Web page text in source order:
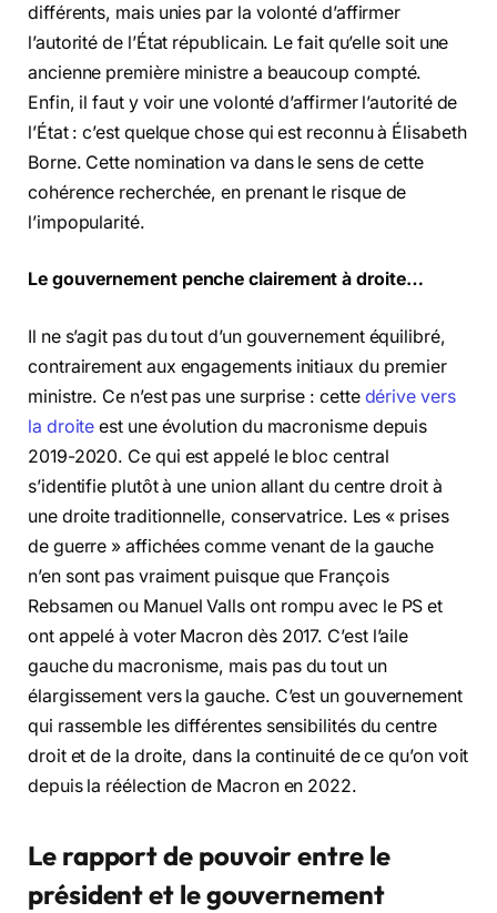
différents, mais unies par la volonté d’affirmer
l’autorité de l’État républicain. Le fait qu’elle soit une
ancienne première ministre a beaucoup compté.
Enfin, il faut y voir une volonté d’affirmer l’autorité de
l’État : c’est quelque chose qui est reconnu à Élisabeth
Borne. Cette nomination va dans le sens de cette
cohérence recherchée, en prenant le risque de
l’impopularité.
Le gouvernement penche clairement à droite…
Il ne s’agit pas du tout d’un gouvernement équilibré,
contrairement aux engagements initiaux du premier
ministre. Ce n’est pas une surprise : cette dérive vers
la droite est une évolution du macronisme depuis
2019-2020. Ce qui est appelé le bloc central
s’identifie plutôt à une union allant du centre droit à
une droite traditionnelle, conservatrice. Les « prises
de guerre » affichées comme venant de la gauche
n’en sont pas vraiment puisque que François
Rebsamen ou Manuel Valls ont rompu avec le PS et
ont appelé à voter Macron dès 2017. C’est l’aile
gauche du macronisme, mais pas du tout un
élargissement vers la gauche. C’est un gouvernement
qui rassemble les différentes sensibilités du centre
droit et de la droite, dans la continuité de ce qu’on voit
depuis la réélection de Macron en 2022.
Le rapport de pouvoir entre le
président et le gouvernement